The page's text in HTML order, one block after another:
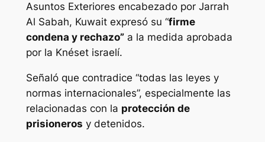
Asuntos Exteriores encabezado por Jarrah
Al Sabah, Kuwait expresó su “firme
condena y rechazo”a la medida aprobada
por la Knéset israelí.
Señaló que contradice “todas las leyes y
normas internacionales”, especialmente las
relacionadas con la protección de
prisioneros y detenidos.